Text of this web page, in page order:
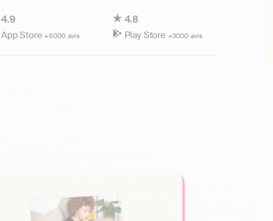
4.9
App Store+6000 avis
4.8
Play Store +3000 avis